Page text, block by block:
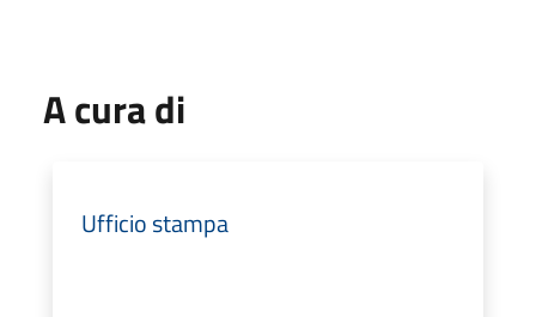
A cura di
Ufficio stampa